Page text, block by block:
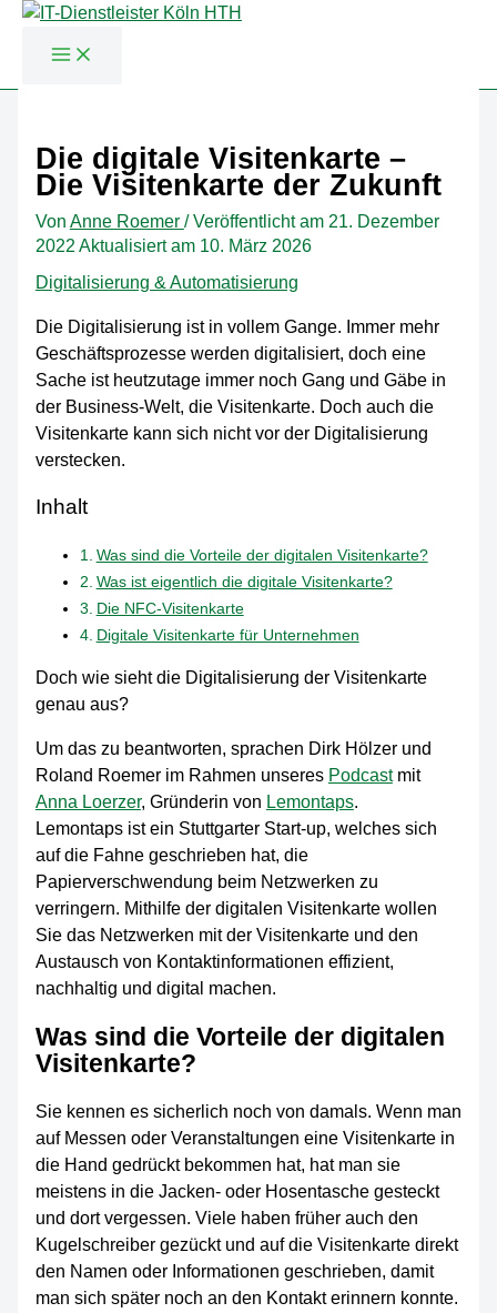
springen
Die digitale Visitenkarte –
Die Visitenkarte der Zukunft
Von Anne Roemer /Veröffentlicht am 21. Dezember
2022 Aktualisiert am 10. März 2026
Digitalisierung & Automatisierung
Die Digitalisierung ist in vollem Gange. Immer mehr
Geschäftsprozesse werden digitalisiert, doch eine
Sache ist heutzutage immer noch Gang und Gäbe in
der Business-Welt, die Visitenkarte. Doch auch die
Visitenkarte kann sich nicht vor der Digitalisierung
verstecken.
Inhalt
Was sind die Vorteile der digitalen Visitenkarte?
Was ist eigentlich die digitale Visitenkarte?
Die NFC-Visitenkarte
Digitale Visitenkarte für Unternehmen
Doch wie sieht die Digitalisierung der Visitenkarte
genau aus?
Um das zu beantworten, sprachen Dirk Hölzer und
Roland Roemer im Rahmen unseres Podcastmit
Anna Loerzer, Gründerin von Lemontaps.
Lemontaps ist ein Stuttgarter Start-up, welches sich
auf die Fahne geschrieben hat, die
Papierverschwendung beim Netzwerken zu
verringern. Mithilfe der digitalen Visitenkarte wollen
Sie das Netzwerken mit der Visitenkarte und den
Austausch von Kontaktinformationen effizient,
nachhaltig und digital machen.
Was sind die Vorteile der digitalen
Visitenkarte?
Sie kennen es sicherlich noch von damals. Wenn man
auf Messen oder Veranstaltungen eine Visitenkarte in
die Hand gedrückt bekommen hat, hat man sie
meistens in die Jacken- oder Hosentasche gesteckt
und dort vergessen. Viele haben früher auch den
Kugelschreiber gezückt und auf die Visitenkarte direkt
den Namen oder Informationen geschrieben, damit
man sich später noch an den Kontakt erinnern konnte.